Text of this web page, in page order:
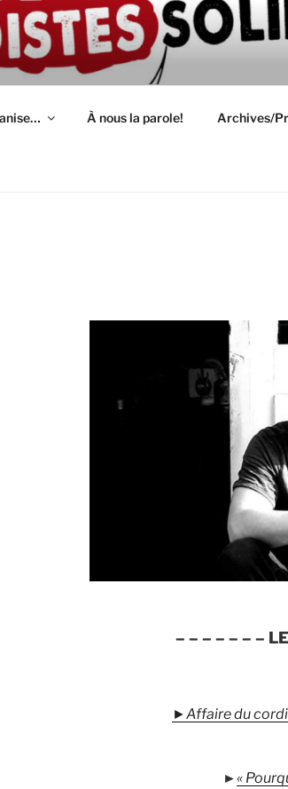
: lutte, entraide, partage d'infos et
À nous la parole! Archives/
– – – – – – –
►Affaire du
►«